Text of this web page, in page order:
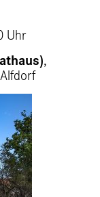
Uhr
,